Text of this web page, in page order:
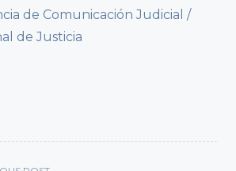
de Comunicación Judicial /
de Justicia